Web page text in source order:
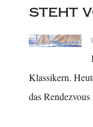
steht
Klassikern.
das